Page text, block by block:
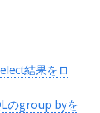
結果をロ
のgroup byを